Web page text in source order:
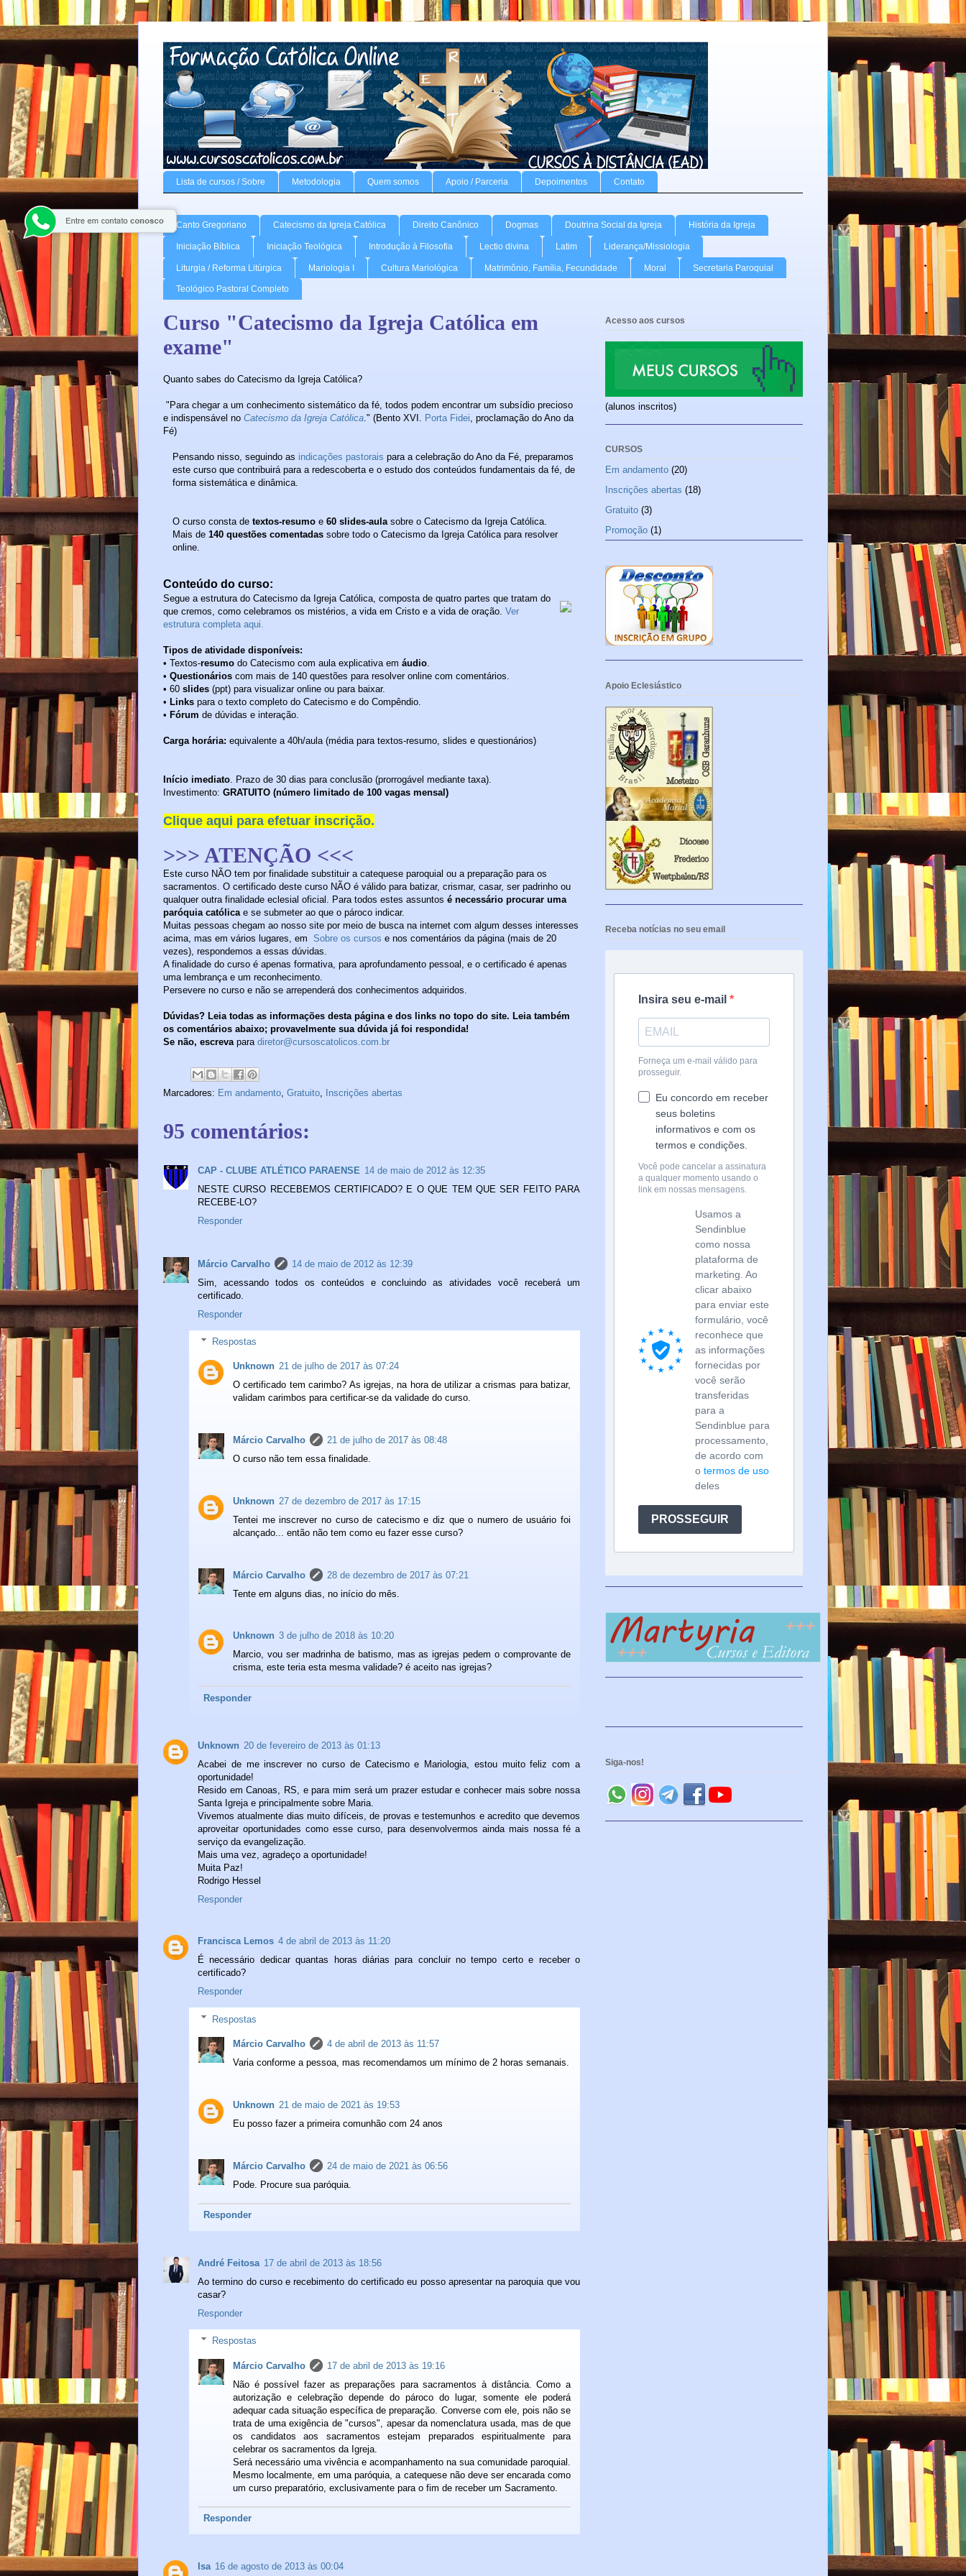
Lista de cursos / Sobre Metodologia Quem somos Apoio / Parceria Depoimentos Contato
Canto Gregoriano Catecismo da Igreja Católica Direito Canônico Dogmas Doutrina Social da Igreja História da Igreja
Iniciação Bíblica Iniciação Teológica Introdução à Filosofia Lectio divina Latim Liderança/Missiologia
Liturgia / Reforma Litúrgica Mariologia I Cultura Mariológica Matrimônio, Família, Fecundidade Moral Secretaria Paroquial
Teológico Pastoral Completo
Curso "Catecismo da Igreja Católica em
exame"
Quanto sabes do Catecismo da Igreja Católica?
"Para chegar a um conhecimento sistemático da fé, todos podem encontrar um subsídio precioso
e indispensável no Catecismo da Igreja Católica." (Bento XVI. Porta Fidei, proclamação do Ano da
Fé)
Pensando nisso, seguindo as indicações pastorais para a celebração do Ano da Fé, preparamos
este curso que contribuirá para a redescoberta e o estudo dos conteúdos fundamentais da fé, de
forma sistemática e dinâmica.
O curso consta de textos-resumo e 60 slides-aulasobre o Catecismo da Igreja Católica.
Mais de 140 questões comentadas sobre todo o Catecismo da Igreja Católica para resolver
online.
Conteúdo do curso:
Segue a estrutura do Catecismo da Igreja Católica, composta de quatro partes que tratam do
que cremos, como celebramos os mistérios, a vida em Cristo e a vida de oração. Ver
estrutura completa aqui.
Tipos de atividade disponíveis:
• Textos-resumo do Catecismo com aula explicativa em áudio.
• Questionários com mais de 140 questões para resolver online com comentários.
• 60 slides (ppt) para visualizar online ou para baixar.
• Links para o texto completo do Catecismo e do Compêndio.
• Fórum de dúvidas e interação.
Carga horária: equivalente a 40h/aula (média para textos-resumo, slides e questionários)
Início imediato. Prazo de 30 dias para conclusão (prorrogável mediante taxa).
Investimento: GRATUITO (número limitado de 100 vagas mensal)
Clique aqui para efetuar inscrição.
>>> ATENÇÃO <<<
Este curso NÃO tem por finalidade substituir a catequese paroquial ou a preparação para os
sacramentos. O certificado deste curso NÃO é válido para batizar, crismar, casar, ser padrinho ou
qualquer outra finalidade eclesial oficial. Para todos estes assuntos é necessário procurar uma
paróquia católica e se submeter ao que o pároco indicar.
Muitas pessoas chegam ao nosso site por meio de busca na internet com algum desses interesses
acima, mas em vários lugares, em Sobre os cursos e nos comentários da página (mais de 20
vezes), respondemos a essas dúvidas.
A finalidade do curso é apenas formativa, para aprofundamento pessoal, e o certificado é apenas
uma lembrança e um reconhecimento.
Persevere no curso e não se arrependerá dos conhecimentos adquiridos.
Dúvidas? Leia todas as informações desta página e dos links no topo do site. Leia também
os comentários abaixo; provavelmente sua dúvida já foi respondida!
Se não, escreva para diretor@cursoscatolicos.com.br
Marcadores: Em andamento, Gratuito, Inscrições abertas
95 comentários:
CAP - CLUBE ATLÉTICO PARAENSE 14 de maio de 2012 às 12:35
NESTE CURSO RECEBEMOS CERTIFICADO? E O QUE TEM QUE SER FEITO PARA
RECEBE-LO?
Responder
Márcio Carvalho
14 de maio de 2012 às 12:39
Sim, acessando todos os conteúdos e concluindo as atividades você receberá um
certificado.
Responder
Respostas
Unknown 21 de julho de 2017 às 07:24
O certificado tem carimbo? As igrejas, na hora de utilizar a crismas para batizar,
validam carimbos para certificar-se da validade do curso.
Márcio Carvalho
21 de julho de 2017 às 08:48
O curso não tem essa finalidade.
Unknown 27 de dezembro de 2017 às 17:15
Tentei me inscrever no curso de catecismo e diz que o numero de usuário foi
alcançado... então não tem como eu fazer esse curso?
Márcio Carvalho
28 de dezembro de 2017 às 07:21
Tente em alguns dias, no início do mês.
Unknown 3 de julho de 2018 às 10:20
Marcio, vou ser madrinha de batismo, mas as igrejas pedem o comprovante de
crisma, este teria esta mesma validade? é aceito nas igrejas?
Responder
Unknown 20 de fevereiro de 2013 às 01:13
Acabei de me inscrever no curso de Catecismo e Mariologia, estou muito feliz com a
oportunidade!
Resido em Canoas, RS, e para mim será um prazer estudar e conhecer mais sobre nossa
Santa Igreja e principalmente sobre Maria.
Vivemos atualmente dias muito difíceis, de provas e testemunhos e acredito que devemos
aproveitar oportunidades como esse curso, para desenvolvermos ainda mais nossa fé a
serviço da evangelização.
Mais uma vez, agradeço a oportunidade!
Muita Paz!
Rodrigo Hessel
Responder
Francisca Lemos 4 de abril de 2013 às 11:20
É necessário dedicar quantas horas diárias para concluir no tempo certo e receber o
certificado?
Responder
Respostas
Márcio Carvalho
4 de abril de 2013 às 11:57
Varia conforme a pessoa, mas recomendamos um mínimo de 2 horas semanais.
Unknown 21 de maio de 2021 às 19:53
Eu posso fazer a primeira comunhão com 24 anos
Márcio Carvalho
24 de maio de 2021 às 06:56
Pode. Procure sua paróquia.
Responder
André Feitosa 17 de abril de 2013 às 18:56
Ao termino do curso e recebimento do certificado eu posso apresentar na paroquia que vou
casar?
Responder
Respostas
Márcio Carvalho
17 de abril de 2013 às 19:16
Não é possível fazer as preparações para sacramentos à distância. Como a
autorização e celebração depende do pároco do lugar, somente ele poderá
adequar cada situação específica de preparação. Converse com ele, pois não se
trata de uma exigência de "cursos", apesar da nomenclatura usada, mas de que
os candidatos aos sacramentos estejam preparados espiritualmente para
celebrar os sacramentos da Igreja.
Será necessário uma vivência e acompanhamento na sua comunidade paroquial.
Mesmo localmente, em uma paróquia, a catequese não deve ser encarada como
um curso preparatório, exclusivamente para o fim de receber um Sacramento.
Responder
Isa 16 de agosto de 2013 às 00:04
Acesso aos cursos
(alunos inscritos)
CURSOS
Em andamento (20)
Inscrições abertas (18)
Gratuito (3)
Promoção (1)
Apoio Eclesiástico
Receba notícias no seu email
Insira seu e-mail
Forneça um e-mail válido para
prosseguir.
Eu concordo em receber
seus boletins
informativos e com os
termos e condições.
Você pode cancelar a assinatura
a qualquer momento usando o
link em nossas mensagens.
Usamos a
Sendinblue
como nossa
plataforma de
marketing. Ao
clicar abaixo
para enviar este
formulário, você
reconhece que
as informações
fornecidas por
você serão
transferidas
para a
Sendinblue para
processamento,
de acordo com
o termos de uso
deles
PROSSEGUIR
Siga-nos!